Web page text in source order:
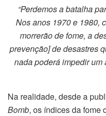
“Perdemos a batalha
Nos anos 1970 e 1980,
morrerão de fome, a
prevenção] de desastres
nada poderá impedir
Na realidade, desde a
Bomb, os índices da fome